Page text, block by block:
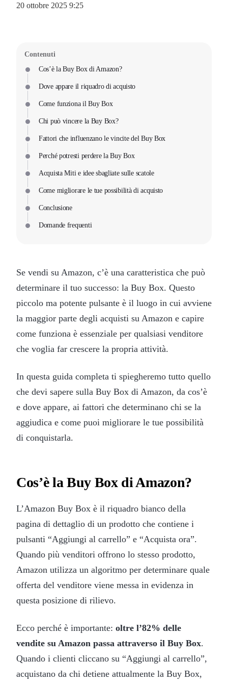
20 ottobre 2025 9:25
Contenuti
Cos’è la Buy Box di Amazon?
Dove appare il riquadro di acquisto
Come funziona il Buy Box
Chi può vincere la Buy Box?
Fattori che influenzano le vincite del Buy Box
Perché potresti perdere la Buy Box
Acquista Miti e idee sbagliate sulle scatole
Come migliorare le tue possibilità di acquisto
Conclusione
Domande frequenti
Se vendi su Amazon, c’è una caratteristica che può
determinare il tuo successo: la Buy Box. Questo
piccolo ma potente pulsante è il luogo in cui avviene
la maggior parte degli acquisti su Amazon e capire
come funziona è essenziale per qualsiasi venditore
che voglia far crescere la propria attività.
In questa guida completa ti spiegheremo tutto quello
che devi sapere sulla Buy Box di Amazon, da cos’è
e dove appare, ai fattori che determinano chi se la
aggiudica e come puoi migliorare le tue possibilità
di conquistarla.
Cos’è la Buy Box di Amazon?
L’Amazon Buy Box è il riquadro bianco della
pagina di dettaglio di un prodotto che contiene i
pulsanti “Aggiungi al carrello” e “Acquista ora”.
Quando più venditori offrono lo stesso prodotto,
Amazon utilizza un algoritmo per determinare quale
offerta del venditore viene messa in evidenza in
questa posizione di rilievo.
Ecco perché è importante: oltre l’82% delle
vendite su Amazon passa attraverso il Buy Box.
Quando i clienti cliccano su “Aggiungi al carrello”,
acquistano da chi detiene attualmente la Buy Box,